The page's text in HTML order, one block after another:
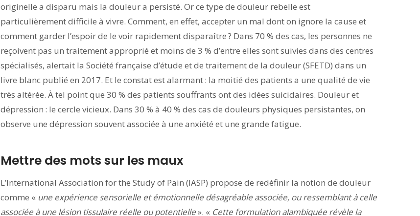
originelle a disparu mais la douleur a persisté. Or ce type de douleur rebelle est
particulièrement difficile à vivre. Comment, en effet, accepter un mal dont on ignore la cause et
comment garder l’espoir de le voir rapidement disparaître ? Dans 70 % des cas, les personnes ne
reçoivent pas un traitement approprié et moins de 3 % d’entre elles sont suivies dans des centres
spécialisés, alertait la Société française d’étude et de traitement de la douleur (SFETD) dans un
livre blanc publié en 2017. Et le constat est alarmant : la moitié des patients a une qualité de vie
très altérée. À tel point que 30 % des patients souffrants ont des idées suicidaires. Douleur et
dépression : le cercle vicieux. Dans 30 % à 40 % des cas de douleurs physiques persistantes, on
observe une dépression souvent associée à une anxiété et une grande fatigue.
Mettre des mots sur les maux
L’International Association for the Study of Pain (IASP) propose de redéfinir la notion de douleur
comme « une expérience sensorielle et émotionnelle désagréable associée, ou ressemblant à celle
associée à une lésion tissulaire réelle ou potentielle». « Cette formulation alambiquée révèle la